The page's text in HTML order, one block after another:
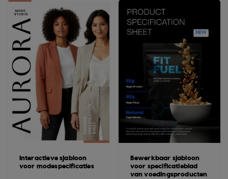
Interactieve sjabloon
voor modespecificaties
Bewerkbaar sjabloon
voor specificatieblad
van voedingsproducten